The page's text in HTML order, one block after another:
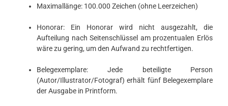
Maximallänge: 100.000 Zeichen (ohne Leerzeichen)
Honorar: Ein Honorar wird nicht ausgezahlt, die
Aufteilung nach Seitenschlüssel am prozentualen Erlös
wäre zu gering, um den Aufwand zu rechtfertigen.
Belegexemplare: Jede beteiligte Person
(Autor/Illustrator/Fotograf) erhält fünf Belegexemplare
der Ausgabe in Printform.